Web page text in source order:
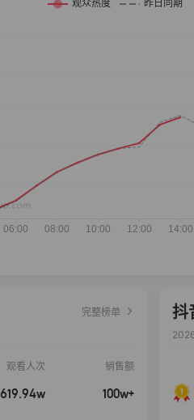
完整榜单
观看人次 销售额
619.94w 100w+
抖